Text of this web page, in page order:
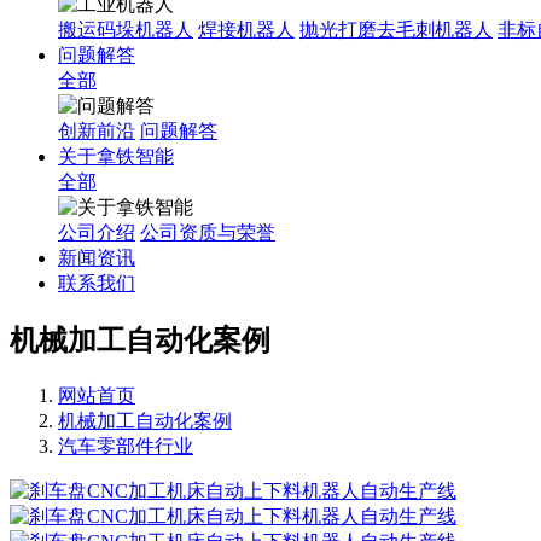
搬运码垛机器人 焊接机器人 抛光打磨去毛刺机器人 非标
问题解答
全部
创新前沿 问题解答
关于拿铁智能
全部
公司介绍 公司资质与荣誉
新闻资讯
联系我们
机械加工自动化案例
网站首页
机械加工自动化案例
汽车零部件行业